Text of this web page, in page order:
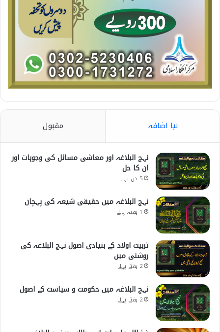
نیا اضافہ مقبول
نہج البلاغہ اور معاشی مسائل کی وجوہات اور
ان کا حل
5 دن پہلے
نہج البلاغہ میں حقیقی شیعہ کی پہچان
1 ہفتہ پہلے
تربیت اولاد کے بنیادی اصول نہج البلاغہ کی
روشنی میں
2 ہفتے پہلے
نہج البلاغہ میں حکومت و سیاست کے اصول
2 ہفتے پہلے